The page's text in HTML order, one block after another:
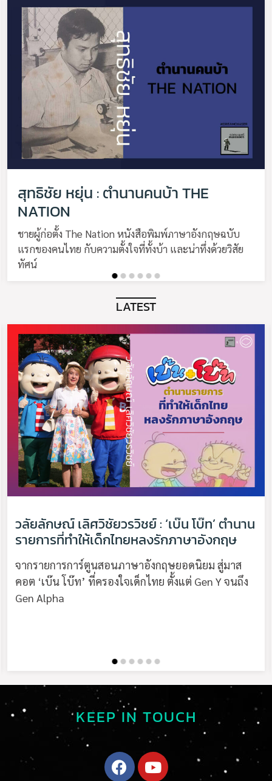
สุทธิชัย หยุ่น : ตำนานคนบ้า THE
NATION
ชายผู้ก่อตั้ง The Nation หนังสือพิมพ์ภาษาอังกฤษฉบับ
แรกของคนไทย กับความตั้งใจที่ทั้งบ้า และน่าทึ่งด้วยวิสัย
ทัศน์
LATEST
วลัยลักษณ์ เลิศวิชัยวรวิชย์ : ‘เบ๊น โบ๊ท’ ตำนาน
รายการที่ทำให้เด็กไทยหลงรักภาษาอังกฤษ
จากรายการการ์ตูนสอนภาษาอังกฤษยอดนิยม สู่มาส
คอต ‘เบ๊น โบ๊ท’ ที่ครองใจเด็กไทย ตั้งแต่ Gen Y จนถึง
Gen Alpha
KEEP IN TOUCH